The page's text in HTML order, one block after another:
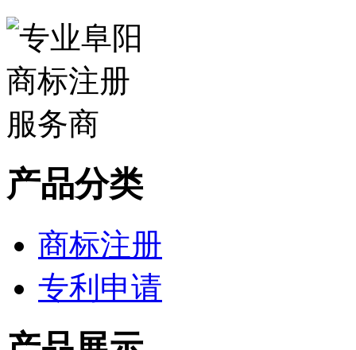
产品分类
商标注册
专利申请